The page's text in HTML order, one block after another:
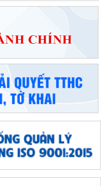
chính, nâng cao chất lượng
cao đẳng năm 2026 của
tiếp xúc cử tri sau Kỳ họp
quốc gia về an toàn trong sử
tế tư nhân tại đặc khu Cát
thắng lợi Nghị quyết số 11-